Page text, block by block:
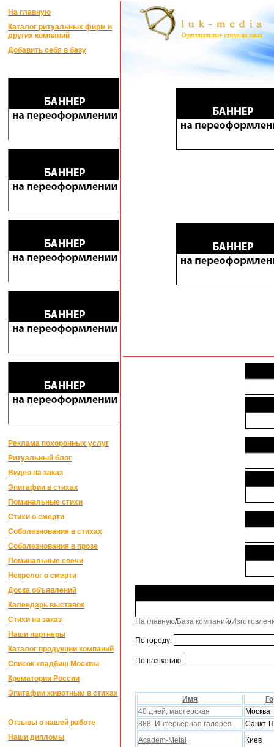
На главную
Каталог ритуальных фирм и
других компаний
Добавить себя в базу
Реклама похоронных услуг
Ритуальный блог
Видео на заказ
Эпитафии в стихах
Поминальные стихи
Стихи о смерти
Соболезнования в стихах
Соболезнования в прозе
Поминальные свечи
Некролог о смерти
Доска объявлений
Календарь выставок
Стихи на заказ
Наши партнеры
Каталог продукции компаний
Список кладбищ Москвы
Крематории России
Эпитафии животным в стихах
Отзывы о нашей работе
Наши дипломы
На главную/База компаний/
По городу:
По названию:
Имя
40 дней, мастерская
Москва
888, Интерьерная галерея
Санкт-
Academ-Metal
Киев